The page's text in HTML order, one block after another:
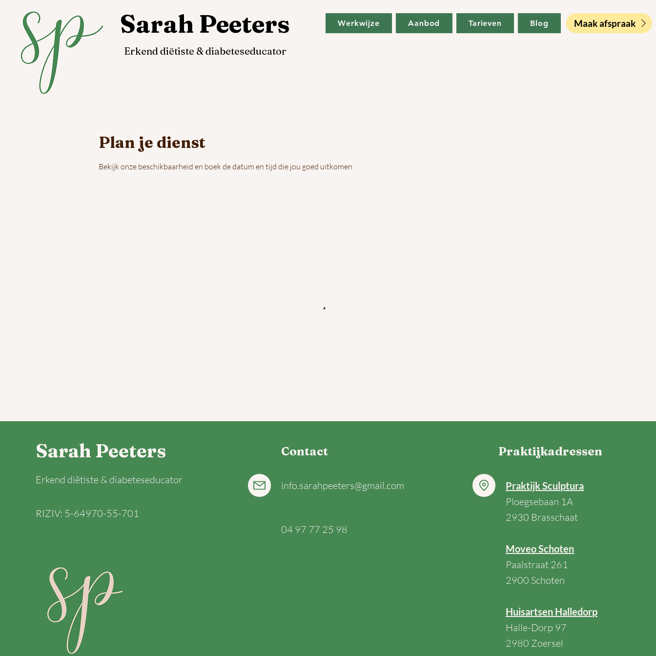
Werkwijze Aanbod Tarieven Blog Maak afspraak
Sarah Peeters
Erkend diëtiste & diabeteseducator
Plan je dienst
Bekijk onze beschikbaarheid en boek de datum en tijd die jou goed uitkomen
Sarah Peeters
Erkend diëtiste & diabeteseducator
RIZIV: 5-64970-55-701
Contact
info.sarahpeeters@gmail.com
04 97 77 25 98
Praktijkadressen
Praktijk Sculptura
Ploegsebaan 1A
2930 Brasschaat
Moveo Schoten
Paalstraat 261
2900 Schoten
Huisartsen Halledorp
Halle-Dorp 97
2980 Zoersel